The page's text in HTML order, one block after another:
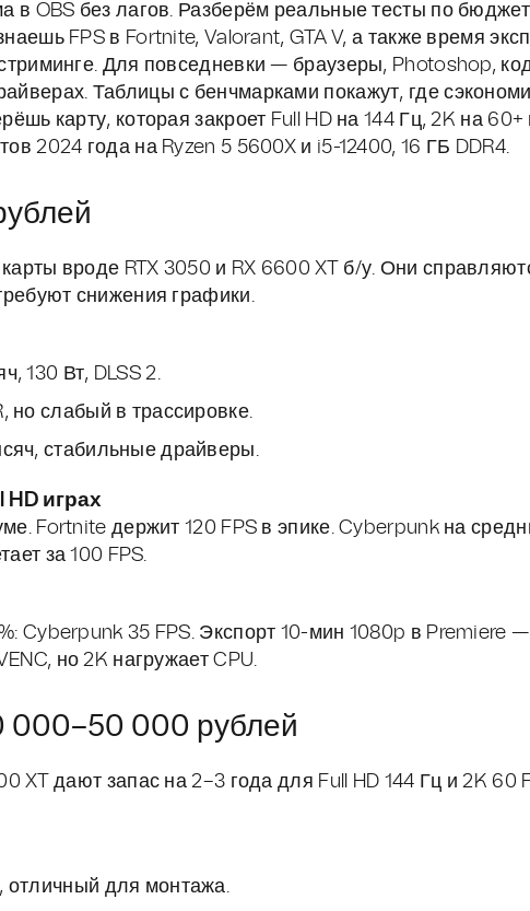
в OBS без лагов. Разберём реальные тесты по
FPS в Fortnite, Valorant, GTA V, а также время
Для повседневки — браузеры, Photoshop,
Таблицы с бенчмарками покажут, где
карту, которая закроет Full HD на 144 Гц, 2K на 60+
2024 года на Ryzen 5 5600X и i5-12400, 16 ГБ DDR4.
вроде RTX 3050 и RX 6600 XT б/у. Они
снижения графики.
130 Вт, DLSS 2.
но слабый в трассировке.
стабильные драйверы.
HD играх
Fortnite держит 120 FPS в эпике. Cyberpunk на
за 100 FPS.
Cyberpunk 35 FPS. Экспорт 10-мин 1080p в Premiere —
но 2K нагружает CPU.
000–50 000 рублей
XT дают запас на 2–3 года для Full HD 144 Гц и 2K 60
отличный для монтажа.